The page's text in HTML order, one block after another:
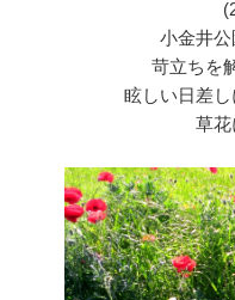
小金井
苛立ちを
眩しい日差し
草花